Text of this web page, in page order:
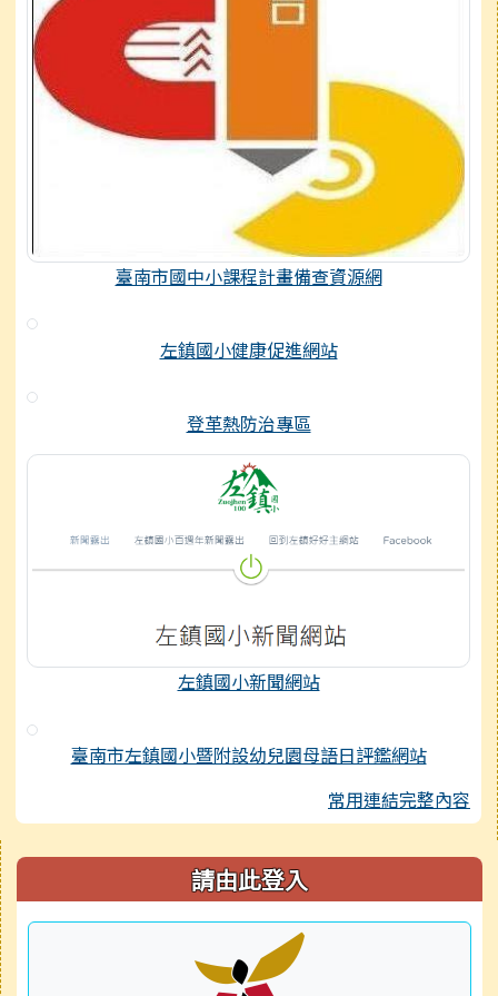
臺南市國中小課程計畫備查資源網
左鎮國小健康促進網站
登革熱防治專區
左鎮國小新聞網站
臺南市左鎮國小暨附設幼兒園母語日評鑑網站
常用連結完整內容
右邊區域內容 請由此登入